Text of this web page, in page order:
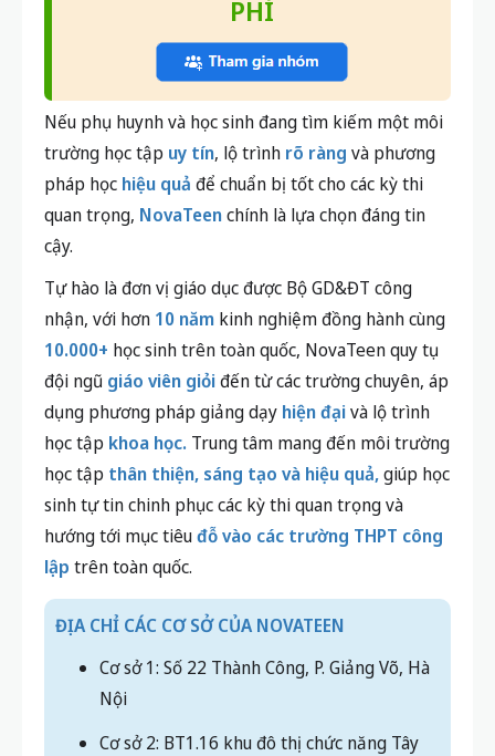
PHÍ
Nếu phụ huynh và học sinh đang tìm kiếm một môi
trường học tập uy tín, lộ trình rõ ràng và phương
pháp học hiệu quả để chuẩn bị tốt cho các kỳ thi
quan trọng, NovaTeenchính là lựa chọn đáng tin
cậy.
Tự hào là đơn vị giáo dục được Bộ GD&ĐT công
nhận, với hơn 10 năm kinh nghiệm đồng hành cùng
10.000+ học sinh trên toàn quốc, NovaTeen quy tụ
đội ngũ giáo viên giỏiđến từ các trường chuyên, áp
dụng phương pháp giảng dạy hiện đạivà lộ trình
học tập khoa học. Trung tâm mang đến môi trường
học tập thân thiện, sáng tạo và hiệu quả,giúp học
sinh tự tin chinh phục các kỳ thi quan trọng và
hướng tới mục tiêuđỗ vào các trường THPT công
lập trên toàn quốc.
ĐỊA CHỈ CÁC CƠ SỞ CỦA NOVATEEN
Cơ sở 1: Số 22 Thành Công, P. Giảng Võ, Hà
Nội
Cơ sở 2: BT1.16 khu đô thị chức năng Tây